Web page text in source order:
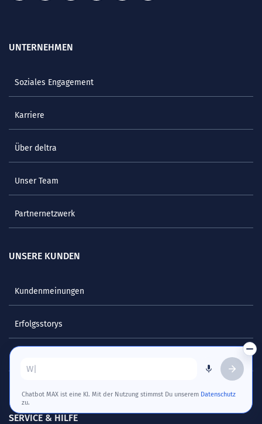
Chatbot MAX ist eine KI. Mit der Nutzung stimmst Du unserem Datenschutz
zu.
UNTERNEHMEN
Soziales Engagement
Karriere
Über deltra
Unser Team
Partnernetzwerk
UNSERE KUNDEN
Kundenmeinungen
Erfolgsstorys
SERVICE & HILFE